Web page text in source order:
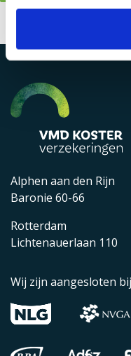
Alphen aan den Rijn
Baronie 60-66
Rotterdam
Lichtenauerlaan 110
Wij zijn aangesloten bij